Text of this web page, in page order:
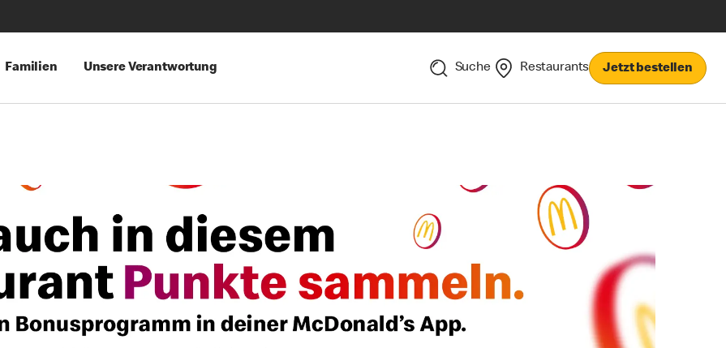
Familien Unsere Verantwortung Suche Restaurants Jetzt bestellen